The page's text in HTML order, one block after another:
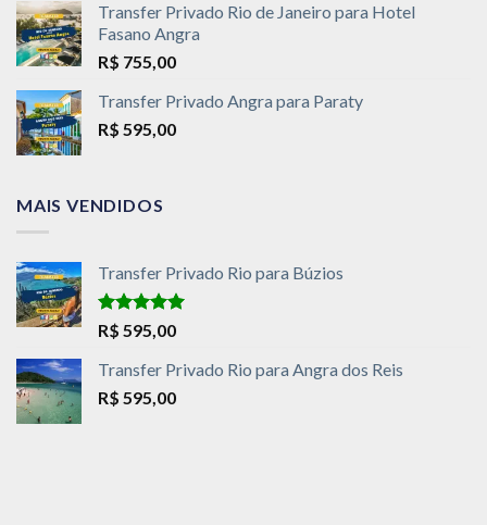
Transfer Privado Rio de Janeiro para Hotel
Fasano Angra
R$ 755,00
Transfer Privado Angra para Paraty
R$ 595,00
MAIS VENDIDOS
Transfer Privado Rio para Búzios
Avaliação
5.00
de 5
R$ 595,00
Transfer Privado Rio para Angra dos Reis
R$ 595,00